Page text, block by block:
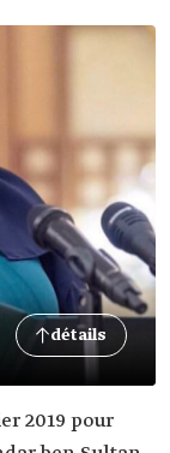
détails
2019 pour